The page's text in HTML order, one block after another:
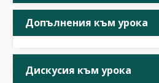
Допълнения към урока
Дискусия към урока